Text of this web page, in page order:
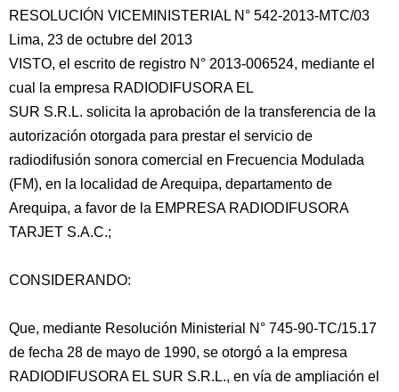
RESOLUCIÓN VICEMINISTERIAL N° 542-2013-MTC/03
Lima, 23 de octubre del 2013
VISTO, el escrito de registro N° 2013-006524, mediante el
cual la empresa RADIODIFUSORA EL
SUR S.R.L. solicita la aprobación de la transferencia de la
autorización otorgada para prestar el servicio de
radiodifusión sonora comercial en Frecuencia Modulada
(FM), en la localidad de Arequipa, departamento de
Arequipa, a favor de la EMPRESA RADIODIFUSORA
TARJET S.A.C.;
CONSIDERANDO:
Que, mediante Resolución Ministerial N° 745-90-TC/15.17
de fecha 28 de mayo de 1990, se otorgó a la empresa
RADIODIFUSORA EL SUR S.R.L., en vía de ampliación el